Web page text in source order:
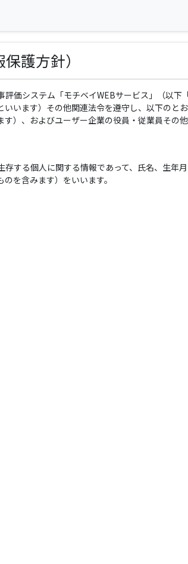
護方針）
価システム「モチベイWEBサービス」（以下
います）その他関連法令を遵守し、以下のと
）、およびユーザー企業の役員・従業員その
する個人に関する情報であって、氏名、生年
を含みます）をいいます。